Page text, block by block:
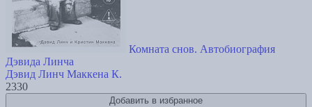
Комната снов. Автобиография
Дэвида Линча
Дэвид Линч Маккена К.
2330
Добавить в избранное